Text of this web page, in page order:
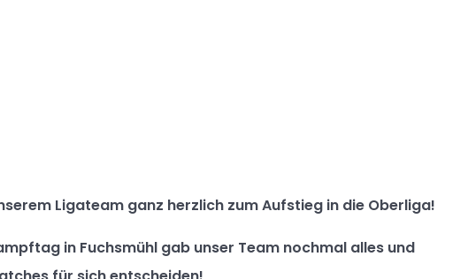
Ligateam ganz herzlich zum Aufstieg in die Oberliga!
in Fuchsmühl gab unser Team nochmal alles und